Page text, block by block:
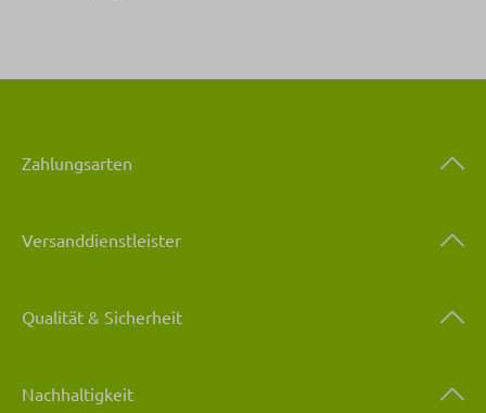
Zahlungsarten
Versanddienstleister
Qualität & Sicherheit
Nachhaltigkeit